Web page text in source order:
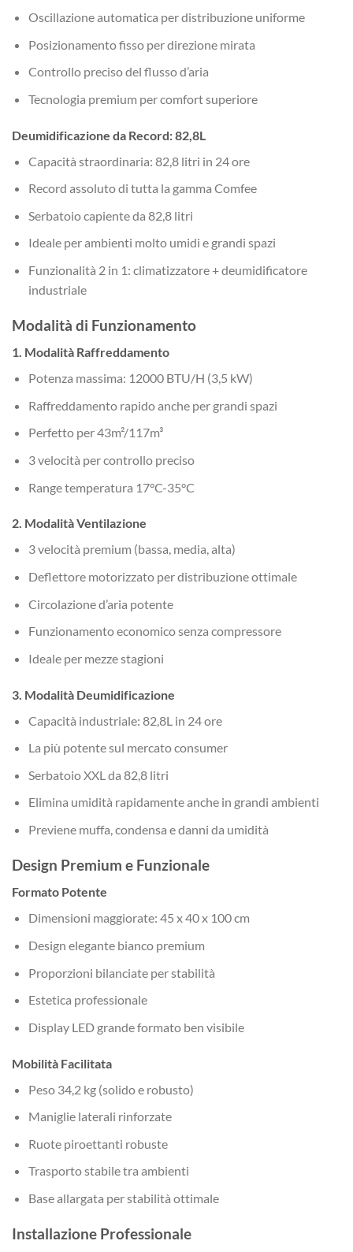
Oscillazione automatica per distribuzione uniforme
Posizionamento fisso per direzione mirata
Controllo preciso del flusso d’aria
Tecnologia premium per comfort superiore
Deumidificazione da Record: 82,8L
Capacità straordinaria: 82,8 litri in 24 ore
Record assoluto di tutta la gamma Comfee
Serbatoio capiente da 82,8 litri
Ideale per ambienti molto umidi e grandi spazi
Funzionalità 2 in 1: climatizzatore + deumidificatore
industriale
Modalità di Funzionamento
1. Modalità Raffreddamento
Potenza massima: 12000 BTU/H (3,5 kW)
Raffreddamento rapido anche per grandi spazi
Perfetto per 43m²/117m³
3 velocità per controllo preciso
Range temperatura 17°C-35°C
2. Modalità Ventilazione
3 velocità premium (bassa, media, alta)
Deflettore motorizzato per distribuzione ottimale
Circolazione d’aria potente
Funzionamento economico senza compressore
Ideale per mezze stagioni
3. Modalità Deumidificazione
Capacità industriale: 82,8L in 24 ore
La più potente sul mercato consumer
Serbatoio XXL da 82,8 litri
Elimina umidità rapidamente anche in grandi ambienti
Previene muffa, condensa e danni da umidità
Design Premium e Funzionale
Formato Potente
Dimensioni maggiorate: 45 x 40 x 100 cm
Design elegante bianco premium
Proporzioni bilanciate per stabilità
Estetica professionale
Display LED grande formato ben visibile
Mobilità Facilitata
Peso 34,2 kg (solido e robusto)
Maniglie laterali rinforzate
Ruote piroettanti robuste
Trasporto stabile tra ambienti
Base allargata per stabilità ottimale
Installazione Professionale